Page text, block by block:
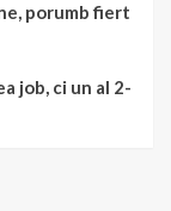
porumb fiert
job, ci un al 2-